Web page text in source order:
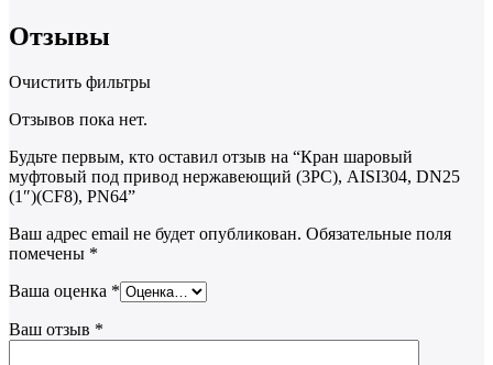
Отзывы
Очистить фильтры
Отзывов пока нет.
Будьте первым, кто оставил отзыв на “Кран шаровый
муфтовый под привод нержавеющий (3PC), AISI304, DN25
(1″)(CF8), PN64”
Ваш адрес email не будет опубликован. Обязательные поля
помечены *
Ваша оценка *
Ваш отзыв *